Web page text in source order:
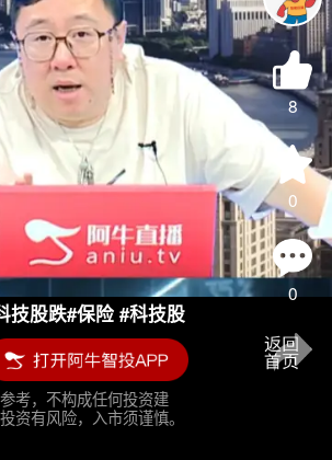
Video
8
0
0
技股跌#保险 #科技股
考，不构成任何投资建
资有风险，入市须谨慎。